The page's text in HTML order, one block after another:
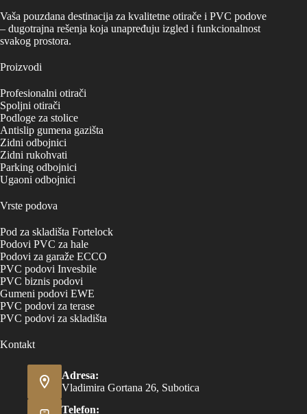
Vaša pouzdana destinacija za kvalitetne otirače i PVC podove
– dugotrajna rešenja koja unapređuju izgled i funkcionalnost
svakog prostora.
Proizvodi
Profesionalni otirači
Spoljni otirači
Podloge za stolice
Antislip gumena gazišta
Zidni odbojnici
Zidni rukohvati
Parking odbojnici
Ugaoni odbojnici
Vrste podova
Pod za skladišta Fortelock
Podovi PVC za hale
Podovi za garaže ECCO
PVC podovi Invesbile
PVC biznis podovi
Gumeni podovi EWE
PVC podovi za terase
PVC podovi za skladišta
Kontakt
Adresa:
Vladimira Gortana 26, Subotica
Telefon: